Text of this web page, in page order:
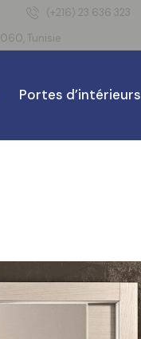
(+216) 23 636 323
Tunisie
Portes d’intérieurs